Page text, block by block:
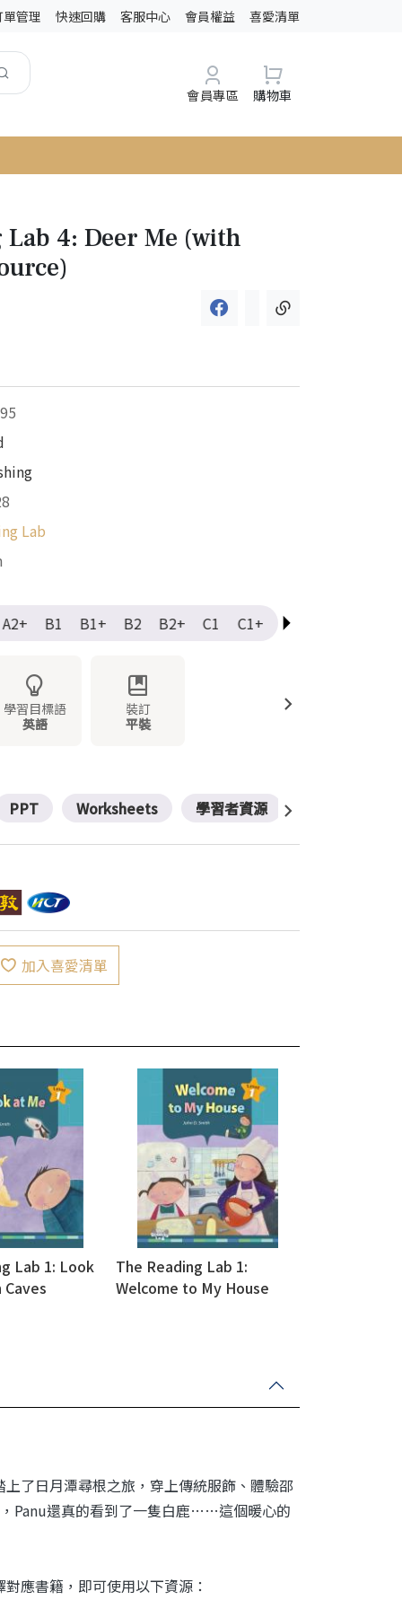
單管理 快速回購 客服中心 會員權益 喜愛清單
會員專區 購物車
Lab 4: Deer Me (with
Lab
A2+ B1 B1+ B2 B2+ C1 C1+ C2
學習目標語
英語
裝訂
平裝
PPT Worksheets 學習者資源
加入喜愛清單
Lab 1: Look
The Reading Lab 1:
Welcome to My House
了日月潭尋根之旅，穿上傳統服飾、體驗邵
Panu還真的看到了一隻白鹿……這個暖心的
應書籍，即可使用以下資源：